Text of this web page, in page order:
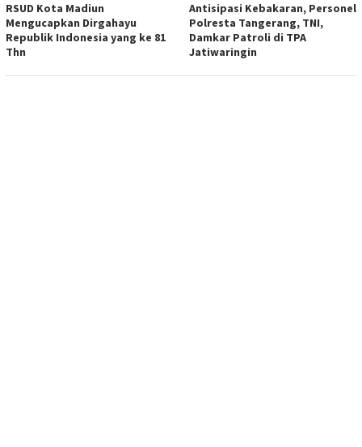
RSUD Kota Madiun
Mengucapkan Dirgahayu
Republik Indonesia yang ke 81
Thn
Antisipasi Kebakaran, Personel
Polresta Tangerang, TNI,
Damkar Patroli di TPA
Jatiwaringin